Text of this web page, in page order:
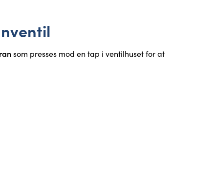
som presses mod en tap i ventilhuset for at